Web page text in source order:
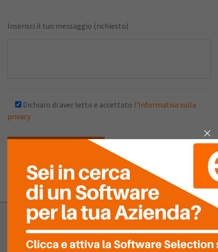
Inserisci il tuo messaggio (richiesto)
Dichiaro di aver letto e accettato l'Informativa sulla
privacy
Company